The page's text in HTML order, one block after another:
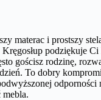
materac i prostszy
podziękuje Ci
gościsz rodzinę,
To dobry
odporności
mebla.